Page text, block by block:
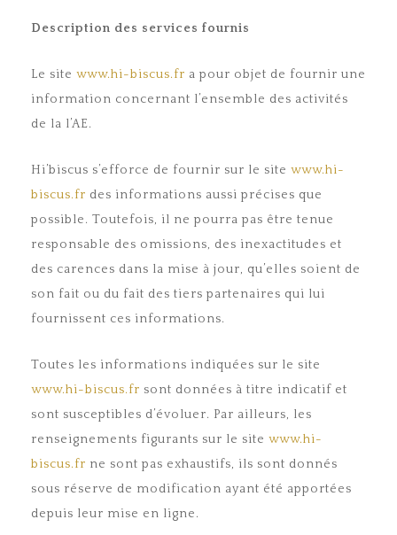
Description des services fournis
Le site www.hi-biscus.fr a pour objet de fournir une
information concernant l’ensemble des activités
de la l’AE.
Hi’biscus s’efforce de fournir sur le site www.hi-
biscus.fr des informations aussi précises que
possible. Toutefois, il ne pourra pas être tenue
responsable des omissions, des inexactitudes et
des carences dans la mise à jour, qu’elles soient de
son fait ou du fait des tiers partenaires qui lui
fournissent ces informations.
Toutes les informations indiquées sur le site
www.hi-biscus.fr sont données à titre indicatif et
sont susceptibles d’évoluer. Par ailleurs, les
renseignements figurants sur le site www.hi-
biscus.fr ne sont pas exhaustifs, ils sont donnés
sous réserve de modification ayant été apportées
depuis leur mise en ligne.